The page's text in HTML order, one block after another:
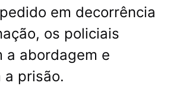
em decorrência
os policiais
a abordagem e
a prisão.